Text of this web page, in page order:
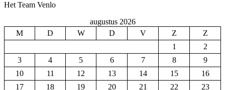
Het Team Venlo
augustus 2026
M
D W D V Z
Z
1
2
3
4 5 6 7 8
9
10
11 12 13 14 15
16
17
18 19 20 21 22 23